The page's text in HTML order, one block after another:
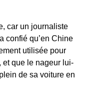
car un journaliste
confié qu’en Chine
utilisée pour
que le nageur lui-
de sa voiture en